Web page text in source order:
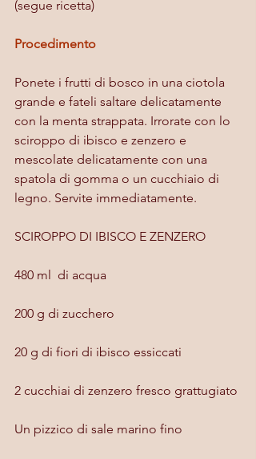
(segue ricetta)
Procedimento
Ponete i frutti di bosco in una ciotola
grande e fateli saltare delicatamente
con la menta strappata. Irrorate con lo
sciroppo di ibisco e zenzero e
mescolate delicatamente con una
spatola di gomma o un cucchiaio di
legno. Servite immediatamente.
SCIROPPO DI IBISCO E ZENZERO
480 ml  di acqua
200 g di zucchero
20 g di fiori di ibisco essiccati
2 cucchiai di zenzero fresco grattugiato
Un pizzico di sale marino fino